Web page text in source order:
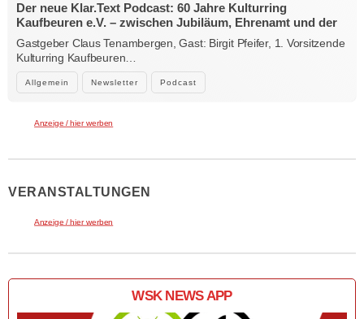
Allgemein Newsletter Podcast
Der neue Klar.Text Podcast: 60 Jahre Kulturring
Kaufbeuren e.V. – zwischen Jubiläum, Ehrenamt und der
Kraft der Kultur
Gastgeber Claus Tenambergen, Gast: Birgit Pfeifer, 1. Vorsitzende
Kulturring Kaufbeuren…
Anzeige / hier werben
VERANSTALTUNGEN
Anzeige / hier werben
WSK NEWS APP